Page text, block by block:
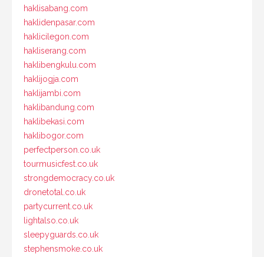
haklisabang.com
haklidenpasar.com
haklicilegon.com
hakliserang.com
haklibengkulu.com
haklijogja.com
haklijambi.com
haklibandung.com
haklibekasi.com
haklibogor.com
perfectperson.co.uk
tourmusicfest.co.uk
strongdemocracy.co.uk
dronetotal.co.uk
partycurrent.co.uk
lightalso.co.uk
sleepyguards.co.uk
stephensmoke.co.uk